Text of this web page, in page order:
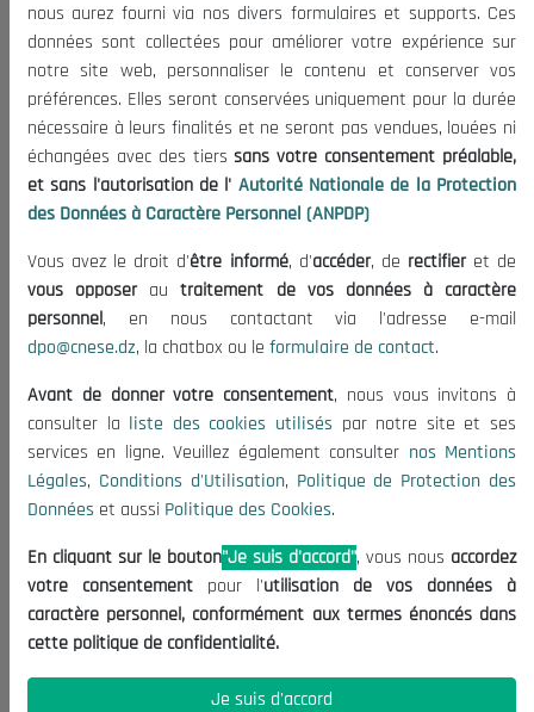
THE NESEC
About
The President
Organisation
Publications
Calls for Tenders and Consultations
Legal Notices
Terms of Use
Data Protection Policy
Cookie Policy
Contact US
(+213) 021 98 01 00|01|02
contact@cnese.dz
Suggestions or Initiatives?
Newsletter
Inscrivez-vous, soyez le premier à découvrir nos
nous aurez fourni via nos divers formulaires et supports. Ces
données sont collectées pour améliorer votre expérience sur
notre site web, personnaliser le contenu et conserver vos
préférences. Elles seront conservées uniquement pour la durée
nécessaire à leurs finalités et ne seront pas vendues, louées ni
échangées avec des tierssans votre consentement préalable,
et sans l'autorisation de l' Autorité Nationale de la Protection
des Données à Caractère Personnel (ANPDP)
Vous avez le droit d'être informé, d'accéder, de rectifieret de
vous opposerautraitement de vos données à caractère
personnel, en nous contactant via l'adresse e-mail
dpo@cnese.dz, la chatbox ou le formulaire de contact.
Avant de donner votre consentement, nous vous invitons à
consulter la liste des cookies utilisés par notre site et ses
services en ligne. Veuillez également consulter nos Mentions
Légales, Conditions d'Utilisation, Politique de Protection des
Données et aussi Politique des Cookies.
En cliquant sur le bouton"Je suis d'accord", vous nous accordez
votre consentement pour l'utilisation de vos données à
caractère personnel, conformément aux termes énoncés dans
cette politique de confidentialité.
Je suis d'accord